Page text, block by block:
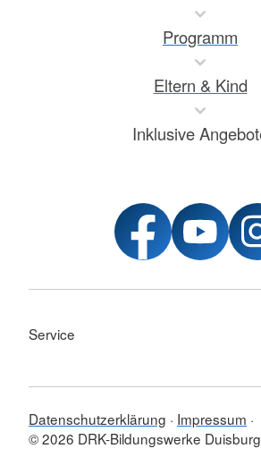
Programm
Eltern & Kind
Inklusive
Service
Datenschutzerklärung
Impressum
© 2026 DRK-Bildungswerke Duisburg